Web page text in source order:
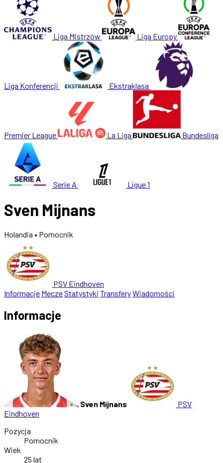
Liga Mistrzów Liga Europy
Liga Konferencji Ekstraklasa
Premier League La Liga Bundesliga
Serie A Ligue 1
Sven Mijnans
Holandia • Pomocnik
PSV Eindhoven
Informacje MeczeStatystyki TransferyWiadomości
Informacje
Sven Mijnans
PSV
Eindhoven
Pozycja
Pomocnik
Wiek
25 lat